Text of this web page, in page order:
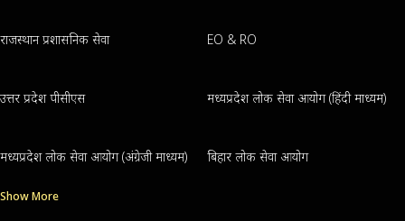
राजस्थान प्रशासनिक सेवा EO & RO
उत्तर प्रदेश पीसीएस मध्यप्रदेश लोक सेवा आयोग (हिंदी माध्यम)
मध्यप्रदेश लोक सेवा आयोग (अंग्रेजी माध्यम) बिहार लोक सेवा आयोग
Show More